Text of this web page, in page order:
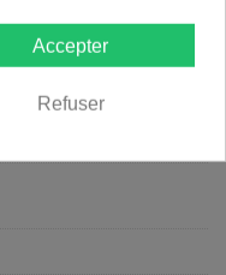
Accepter
Refuser